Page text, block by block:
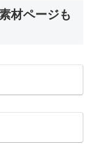
材ページも